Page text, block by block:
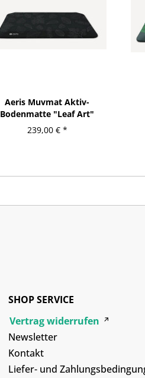
Aeris Muvmat Aktiv-
Bodenmatte "Leaf Art"
239,00 € *
SHOP SERVICE
Vertrag widerrufen
Newsletter
Kontakt
Liefer- und